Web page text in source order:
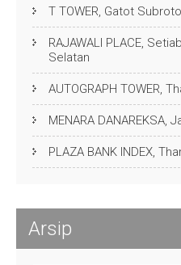
T TOWER, Gatot
RAJAWALI PLACE,
Selatan
AUTOGRAPH TOWER,
MENARA DANAREKSA,
PLAZA BANK INDEX,
Arsip